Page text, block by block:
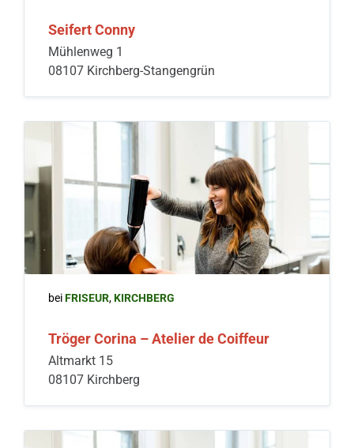
Seifert Conny
Mühlenweg 1
08107 Kirchberg-Stangengrün
beiFRISEUR,KIRCHBERG
Tröger Corina – Atelier de Coiffeur
Altmarkt 15
08107 Kirchberg